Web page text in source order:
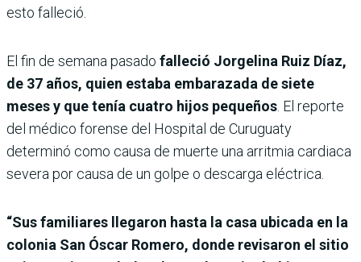
esto falleció.
El fin de semana pasado falleció Jorgelina Ruiz Díaz,
de 37 años, quien estaba embarazada de siete
meses y que tenía cuatro hijos pequeños. El reporte
del médico forense del Hospital de Curuguaty
determinó como causa de muerte una arritmia cardiaca
severa por causa de un golpe o descarga eléctrica.
“Sus familiares llegaron hasta la casa ubicada en la
colonia San Óscar Romero, donde revisaron el sitio